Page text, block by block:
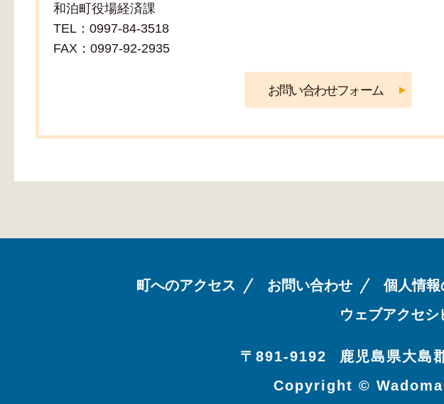
和泊町役場経済課
TEL：0997-84-3518
FAX：0997-92-2935
町へのアクセス お問い合わせ 個人情
ウェブアクセ
〒891-9192 鹿児島県大島
Copyright ©